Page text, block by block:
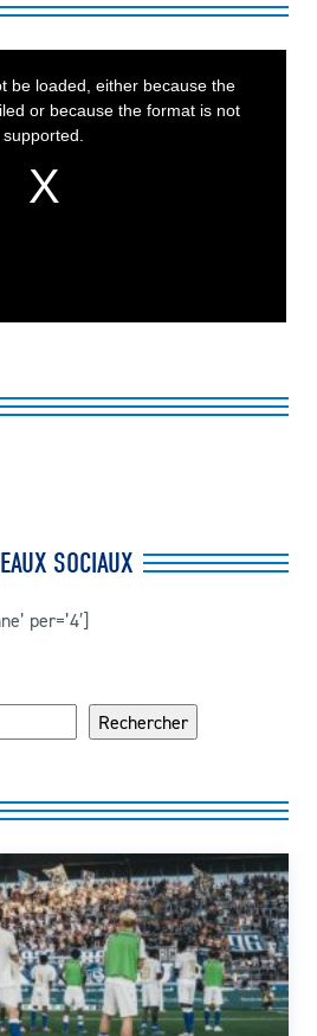
be loaded, either because the
or because the format is not
supported.
SOCIAUX
per=’4′]
Rechercher